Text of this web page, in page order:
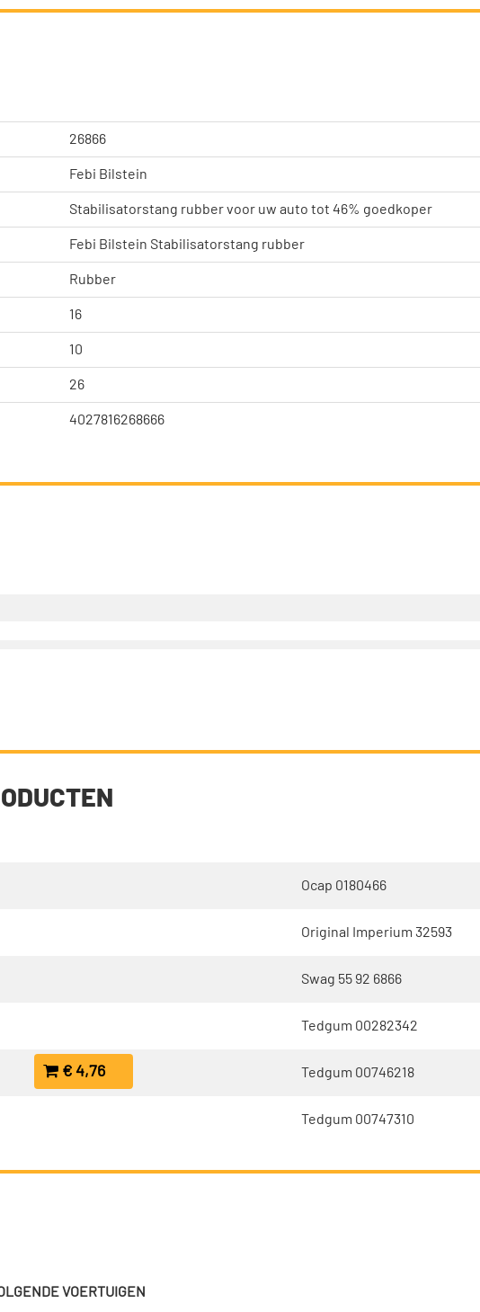
26866
Febi Bilstein
Stabilisatorstang rubber voor uw auto tot 46% goedkoper
Febi Bilstein Stabilisatorstang rubber
Rubber
16
10
26
4027816268666
€ 4,76
Ocap 0180466
Original Imperium 32593
Swag 55 92 6866
Tedgum 00282342
Tedgum 00746218
Tedgum 00747310
VOERTUIGEN